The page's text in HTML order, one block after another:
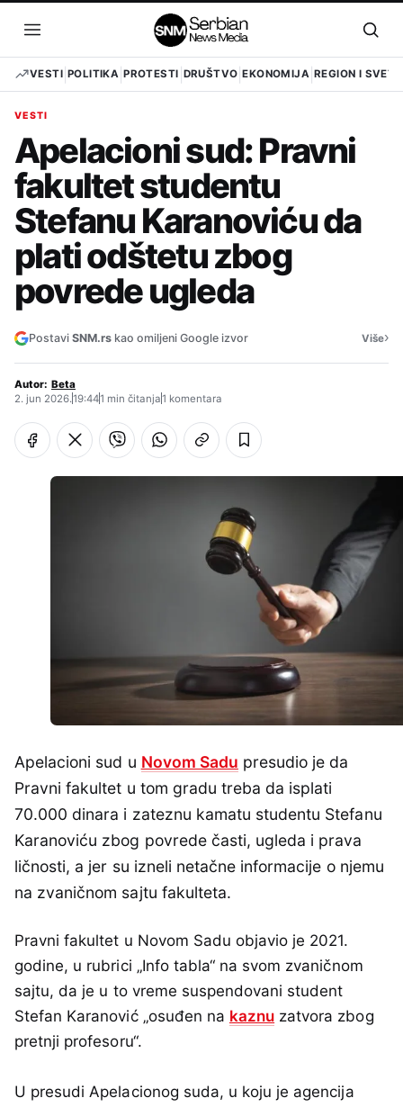
sadržaj
Otvori
meni
VESTI POLITIKA PROTESTI DRUŠTVO EKONOMIJA REGION I SVET
VESTI
Apelacioni sud: Pravni
fakultet studentu
Stefanu Karanoviću da
plati odštetu zbog
povrede ugleda
Postavi SNM.rs kao omiljeni Google izvor Više›
Autor: Beta
2. jun 2026.19:441 min čitanja1 komentara
Apelacioni sud u Novom Sadu presudio je da
Pravni fakultet u tom gradu treba da isplati
70.000 dinara i zateznu kamatu studentu Stefanu
Karanoviću zbog povrede časti, ugleda i prava
ličnosti, a jer su izneli netačne informacije o njemu
na zvaničnom sajtu fakulteta.
Pravni fakultet u Novom Sadu objavio je 2021.
godine, u rubrici „Info tabla“ na svom zvaničnom
sajtu, da je u to vreme suspendovani student
Stefan Karanović „osuđen na kaznu zatvora zbog
pretnji profesoru“.
U presudi Apelacionog suda, u koju je agencija